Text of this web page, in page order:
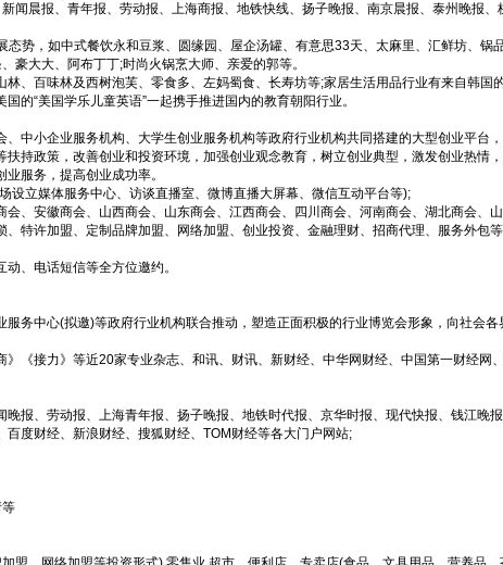
闻晨报、青年报、劳动报、上海商报、地铁快线、扬子晚报、南京晨报、泰州晚报
势，如中式餐饮永和豆浆、圆缘园、屋企汤罐、有意思33天、太麻里、汇鲜坊、
豪大大、阿布丁丁;时尚火锅烹大师、亲爱的郭等。
、百味林及西树泡芙、零食多、左妈蜀食、长寿坊等;家居生活用品行业有来自韩国
的“美国学乐儿童英语”一起携手推进国内的教育朝阳行业。
中小企业服务机构、大学生创业服务机构等政府行业机构共同搭建的大型创业平台
持政策，改善创业和投资环境，加强创业观念教育，树立创业典型，激发创业热情
服务，提高创业成功率。
立媒体服务中心、访谈直播室、微博直播大屏幕、微信互动平台等);
、安徽商会、山西商会、山东商会、江西商会、四川商会、河南商会、湖北商会、
特许加盟、定制品牌加盟、网络加盟、创业投资、金融理财、招商代理、服务外包
、电话短信等全方位邀约。
务中心(拟邀)等政府行业机构联合推动，塑造正面积极的行业博览会形象，向社会各
《接力》等近20家专业杂志、和讯、财讯、新财经、中华网财经、中国第一财经
报、劳动报、上海青年报、扬子晚报、地铁时代报、京华时报、现代快报、钱江晚
度财经、新浪财经、搜狐财经、TOM财经等各大门户网站;